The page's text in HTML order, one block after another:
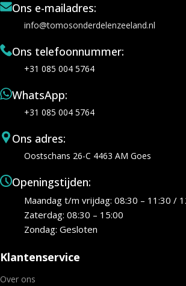
Ons e-mailadres:
info@tomosonderdelenzeeland.nl
Ons telefoonnummer:
+31 085 004 5764
WhatsApp:
+31 085 004 5764
Ons adres:
Oostschans 26-C 4463 AM Goes
Openingstijden:
Maandag t/m vrijdag: 08:30 – 11:30 /
Zaterdag: 08:30 – 15:00
Zondag: Gesloten
Klantenservice
Over ons